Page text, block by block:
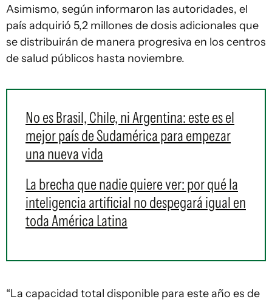
Asimismo, según informaron las autoridades, el
país adquirió 5,2 millones de dosis adicionales que
se distribuirán de manera progresiva en los centros
de salud públicos hasta noviembre.
No es Brasil, Chile, ni Argentina: este es el
mejor país de Sudamérica para empezar
una nueva vida
La brecha que nadie quiere ver: por qué la
inteligencia artificial no despegará igual en
toda América Latina
“La capacidad total disponible para este año es de